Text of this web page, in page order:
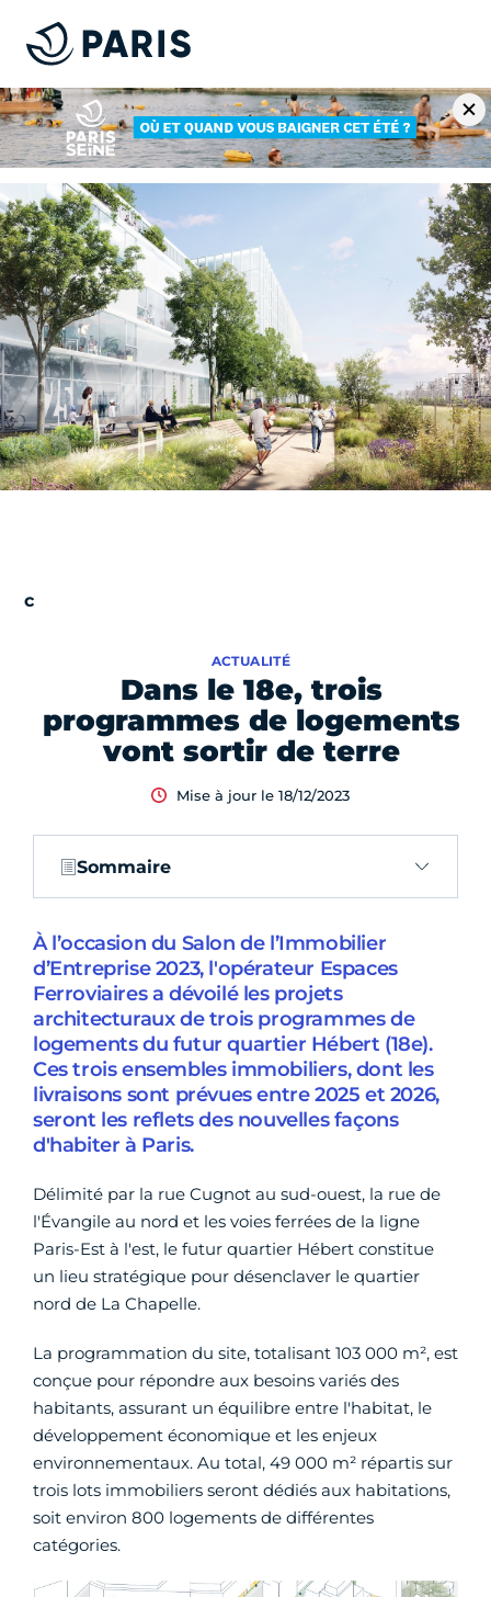
Dans le 18e, trois
programmes de logements
vont sortir de terre
ACTUALITÉ
Mise à jour le 18/12/2023
Sommaire
À l’occasion du Salon de l’Immobilier
d’Entreprise 2023, l'opérateur Espaces
Ferroviaires a dévoilé les projets
architecturaux de trois programmes de
logements du futur quartier Hébert (18e).
Ces trois ensembles immobiliers, dont les
livraisons sont prévues entre 2025 et 2026,
seront les reflets des nouvelles façons
d'habiter à Paris.
Délimité par la rue Cugnot au sud-ouest, la rue de
l'Évangile au nord et les voies ferrées de la ligne
Paris-Est à l'est, le futur quartier Hébert constitue
un lieu stratégique pour désenclaver le quartier
nord de La Chapelle.
La programmation du site, totalisant 103 000 m², est
conçue pour répondre aux besoins variés des
habitants, assurant un équilibre entre l'habitat, le
développement économique et les enjeux
environnementaux. Au total, 49 000 m² répartis sur
trois lots immobiliers seront dédiés aux habitations,
soit environ 800 logements de différentes
catégories.